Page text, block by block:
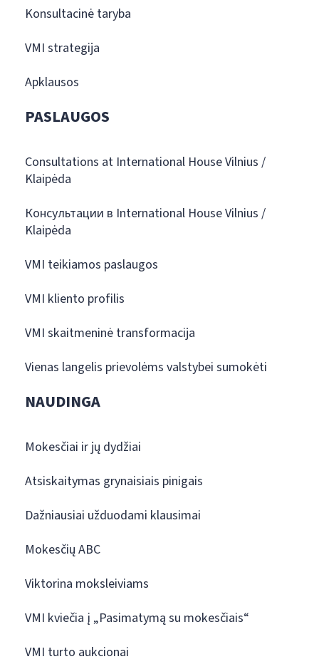
Konsultacinė taryba
VMI strategija
Apklausos
PASLAUGOS
Consultations at International House Vilnius /
Klaipėda
Консультации в International House Vilnius /
Klaipėda
VMI teikiamos paslaugos
VMI kliento profilis
VMI skaitmeninė transformacija
Vienas langelis prievolėms valstybei sumokėti
NAUDINGA
Mokesčiai ir jų dydžiai
Atsiskaitymas grynaisiais pinigais
Dažniausiai užduodami klausimai
Mokesčių ABC
Viktorina moksleiviams
VMI kviečia į „Pasimatymą su mokesčiais“
VMI turto aukcionai